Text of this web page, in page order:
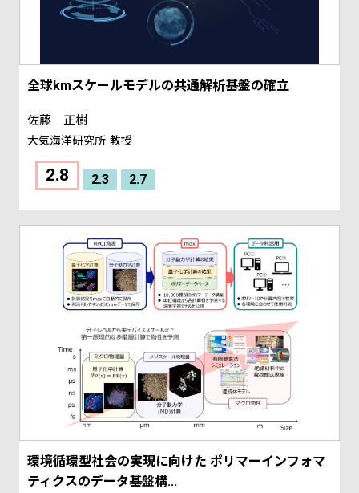
全球kmスケールモデルの共通解析基盤の確立
佐藤 正樹
大気海洋研究所 教授
2.8 2.3 2.7
環境循環型社会の実現に向けた ポリマーインフォマ
ティクスのデータ基盤構...